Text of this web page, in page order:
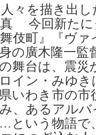
人々を描き出
今回新たに
伎町』『ヴ
の廣木隆一監
舞台は、震
イン・みゆ
いわき市の
、あるアル
いう物語で